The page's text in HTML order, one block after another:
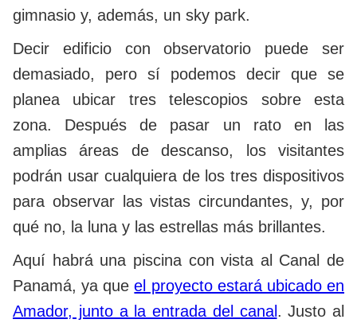
gimnasio y, además, un sky park.
Decir edificio con observatorio puede ser
demasiado, pero sí podemos decir que se
planea ubicar tres telescopios sobre esta
zona. Después de pasar un rato en las
amplias áreas de descanso, los visitantes
podrán usar cualquiera de los tres dispositivos
para observar las vistas circundantes, y, por
qué no, la luna y las estrellas más brillantes.
Aquí habrá una piscina con vista al Canal de
Panamá, ya queel proyecto estará ubicado en
Amador, junto a la entrada del canal . Justo al